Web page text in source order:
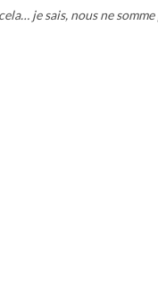
je sais, nous ne